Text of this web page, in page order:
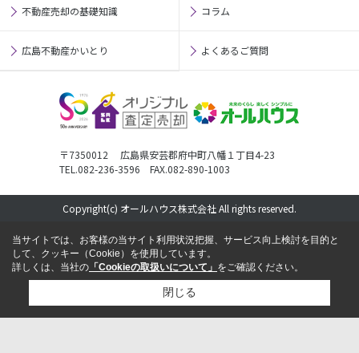
不動産売却の基礎知識 コラム
広島不動産かいとり よくあるご質問
〒7350012 広島県安芸郡府中町八幡１丁目4-23
TEL.082-236-3596 FAX.082-890-1003
Copyright(c) オールハウス株式会社 All rights reserved.
当サイトでは、お客様の当サイト利用状況把握、サービス向上検討を目的と
して、クッキー（Cookie）を使用しています。
詳しくは、当社の 「Cookieの取扱いについて」 をご確認ください。
閉じる